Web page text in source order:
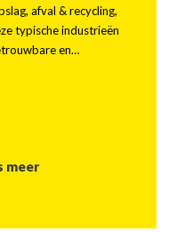
afval & recycling,
typische industrieën
en…
meer